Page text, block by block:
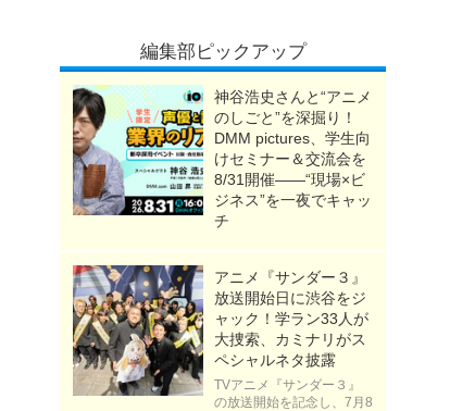
編集部ピックアップ
神谷浩史さんと“アニメ
のしごと”を深掘り！
DMM pictures、学生向
けセミナー＆交流会を
8/31開催――“現場×ビ
ジネス”を一夜でキャッ
チ
アニメ『サンダー３』
放送開始日に渋谷をジ
ャック！学ラン33人が
大捜索、カミナリがス
ペシャルネタ披露
TVアニメ『サンダー３』
の放送開始を記念し、7月8